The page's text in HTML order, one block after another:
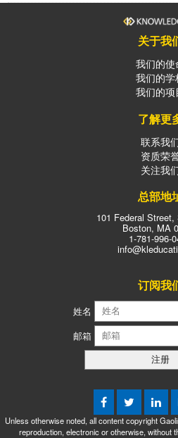
关于我
我们的使
我们的学
我们的项
了解更
联系我
资质荣
关注我
总部地
101 Federal Street,
Boston, MA
1-781-996-
订阅我
姓名
邮箱
Unless otherwise noted, all content copyright
reproduction, electronic or otherwise, without